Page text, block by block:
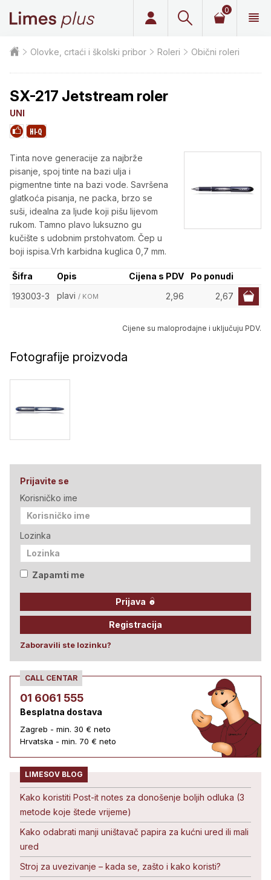
0
Olovke, crtaći i školski pribor Roleri Obični roleri
SX-217 Jetstream roler
UNI
Tinta nove generacije za najbrže
pisanje, spoj tinte na bazi ulja i
pigmentne tinte na bazi vode. Savršena
glatkoća pisanja, ne packa, brzo se
suši, idealna za ljude koji pišu lijevom
rukom. Tamno plavo luksuzno gu
kučište s udobnim prstohvatom. Čep u
boji ispisa.Vrh karbidna kuglica 0,7 mm.
Šifra Opis Cijena s PDV
Po ponudi
193003-3
plavi / KOM 2,96 2,67
Cijene su maloprodajne i uključuju PDV.
Fotografije proizvoda
Prijavite se
Korisničko ime
Lozinka
Zapamti me
Prijava
Registracija
Zaboravili ste lozinku?
CALL CENTAR
01 6061 555
Besplatna dostava
Zagreb - min. 30 € neto
Hrvatska - min. 70 € neto
LIMESOV BLOG
Kako koristiti Post-it notes za donošenje boljih odluka (3
metode koje štede vrijeme)
Kako odabrati manji uništavač papira za kućni ured ili mali
ured
Stroj za uvezivanje – kada se, zašto i kako koristi?